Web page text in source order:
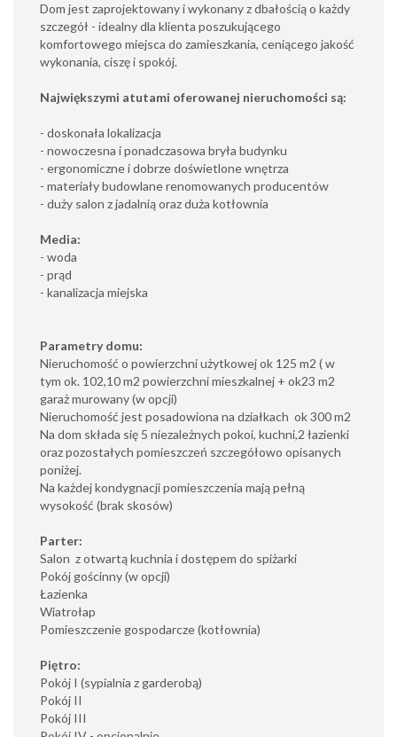
Dom jest zaprojektowany i wykonany z dbałością o każdy
szczegół - idealny dla klienta poszukującego
komfortowego miejsca do zamieszkania, ceniącego jakość
wykonania, ciszę i spokój.
Największymi atutami oferowanej nieruchomości są:
- doskonała lokalizacja
- nowoczesna i ponadczasowa bryła budynku
- ergonomiczne i dobrze doświetlone wnętrza
- materiały budowlane renomowanych producentów
- duży salon z jadalnią oraz duża kotłownia
Media:
- woda
- prąd
- kanalizacja miejska
Parametry domu:
Nieruchomość o powierzchni użytkowej ok 125 m2 ( w
tym ok. 102,10 m2 powierzchni mieszkalnej + ok23 m2
garaż murowany (w opcji)
Nieruchomość jest posadowiona na działkach ok 300 m2
Na dom składa się 5 niezależnych pokoi, kuchni,2 łazienki
oraz pozostałych pomieszczeń szczegółowo opisanych
poniżej.
Na każdej kondygnacji pomieszczenia mają pełną
wysokość (brak skosów)
Parter:
Salon z otwartą kuchnia i dostępem do spiżarki
Pokój gościnny (w opcji)
Łazienka
Wiatrołap
Pomieszczenie gospodarcze (kotłownia)
Piętro:
Pokój I (sypialnia z garderobą)
Pokój II
Pokój III